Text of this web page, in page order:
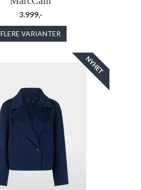
3.999,-
FLERE VARIANTER
NYHET